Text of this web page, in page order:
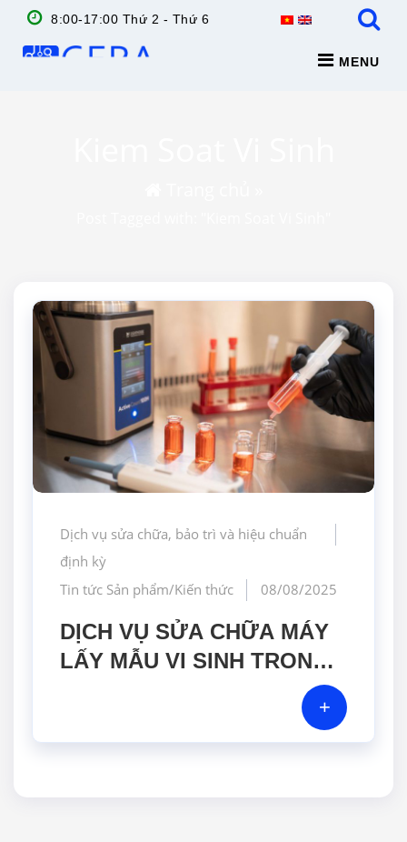
8:00-17:00 Thứ 2 - Thứ 6
MENU
Dịch vụ sửa chữa, bảo trì và hiệu chuẩn
định kỳ
Tin tức Sản phẩm/Kiến thức
08/08/2025
DỊCH VỤ SỬA CHỮA MÁY
LẤY MẪU VI SINH TRONG
KHÔNG KHÍ: KHÔI PHỤC
ĐẢM BẢO TUÂN THỦ TIÊU
+